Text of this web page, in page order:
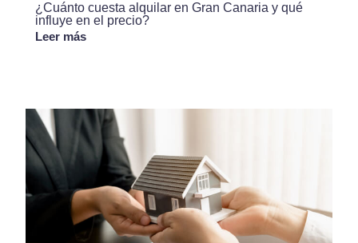
¿Cuánto cuesta alquilar en Gran Canaria y qué
influye en el precio?
Leer más